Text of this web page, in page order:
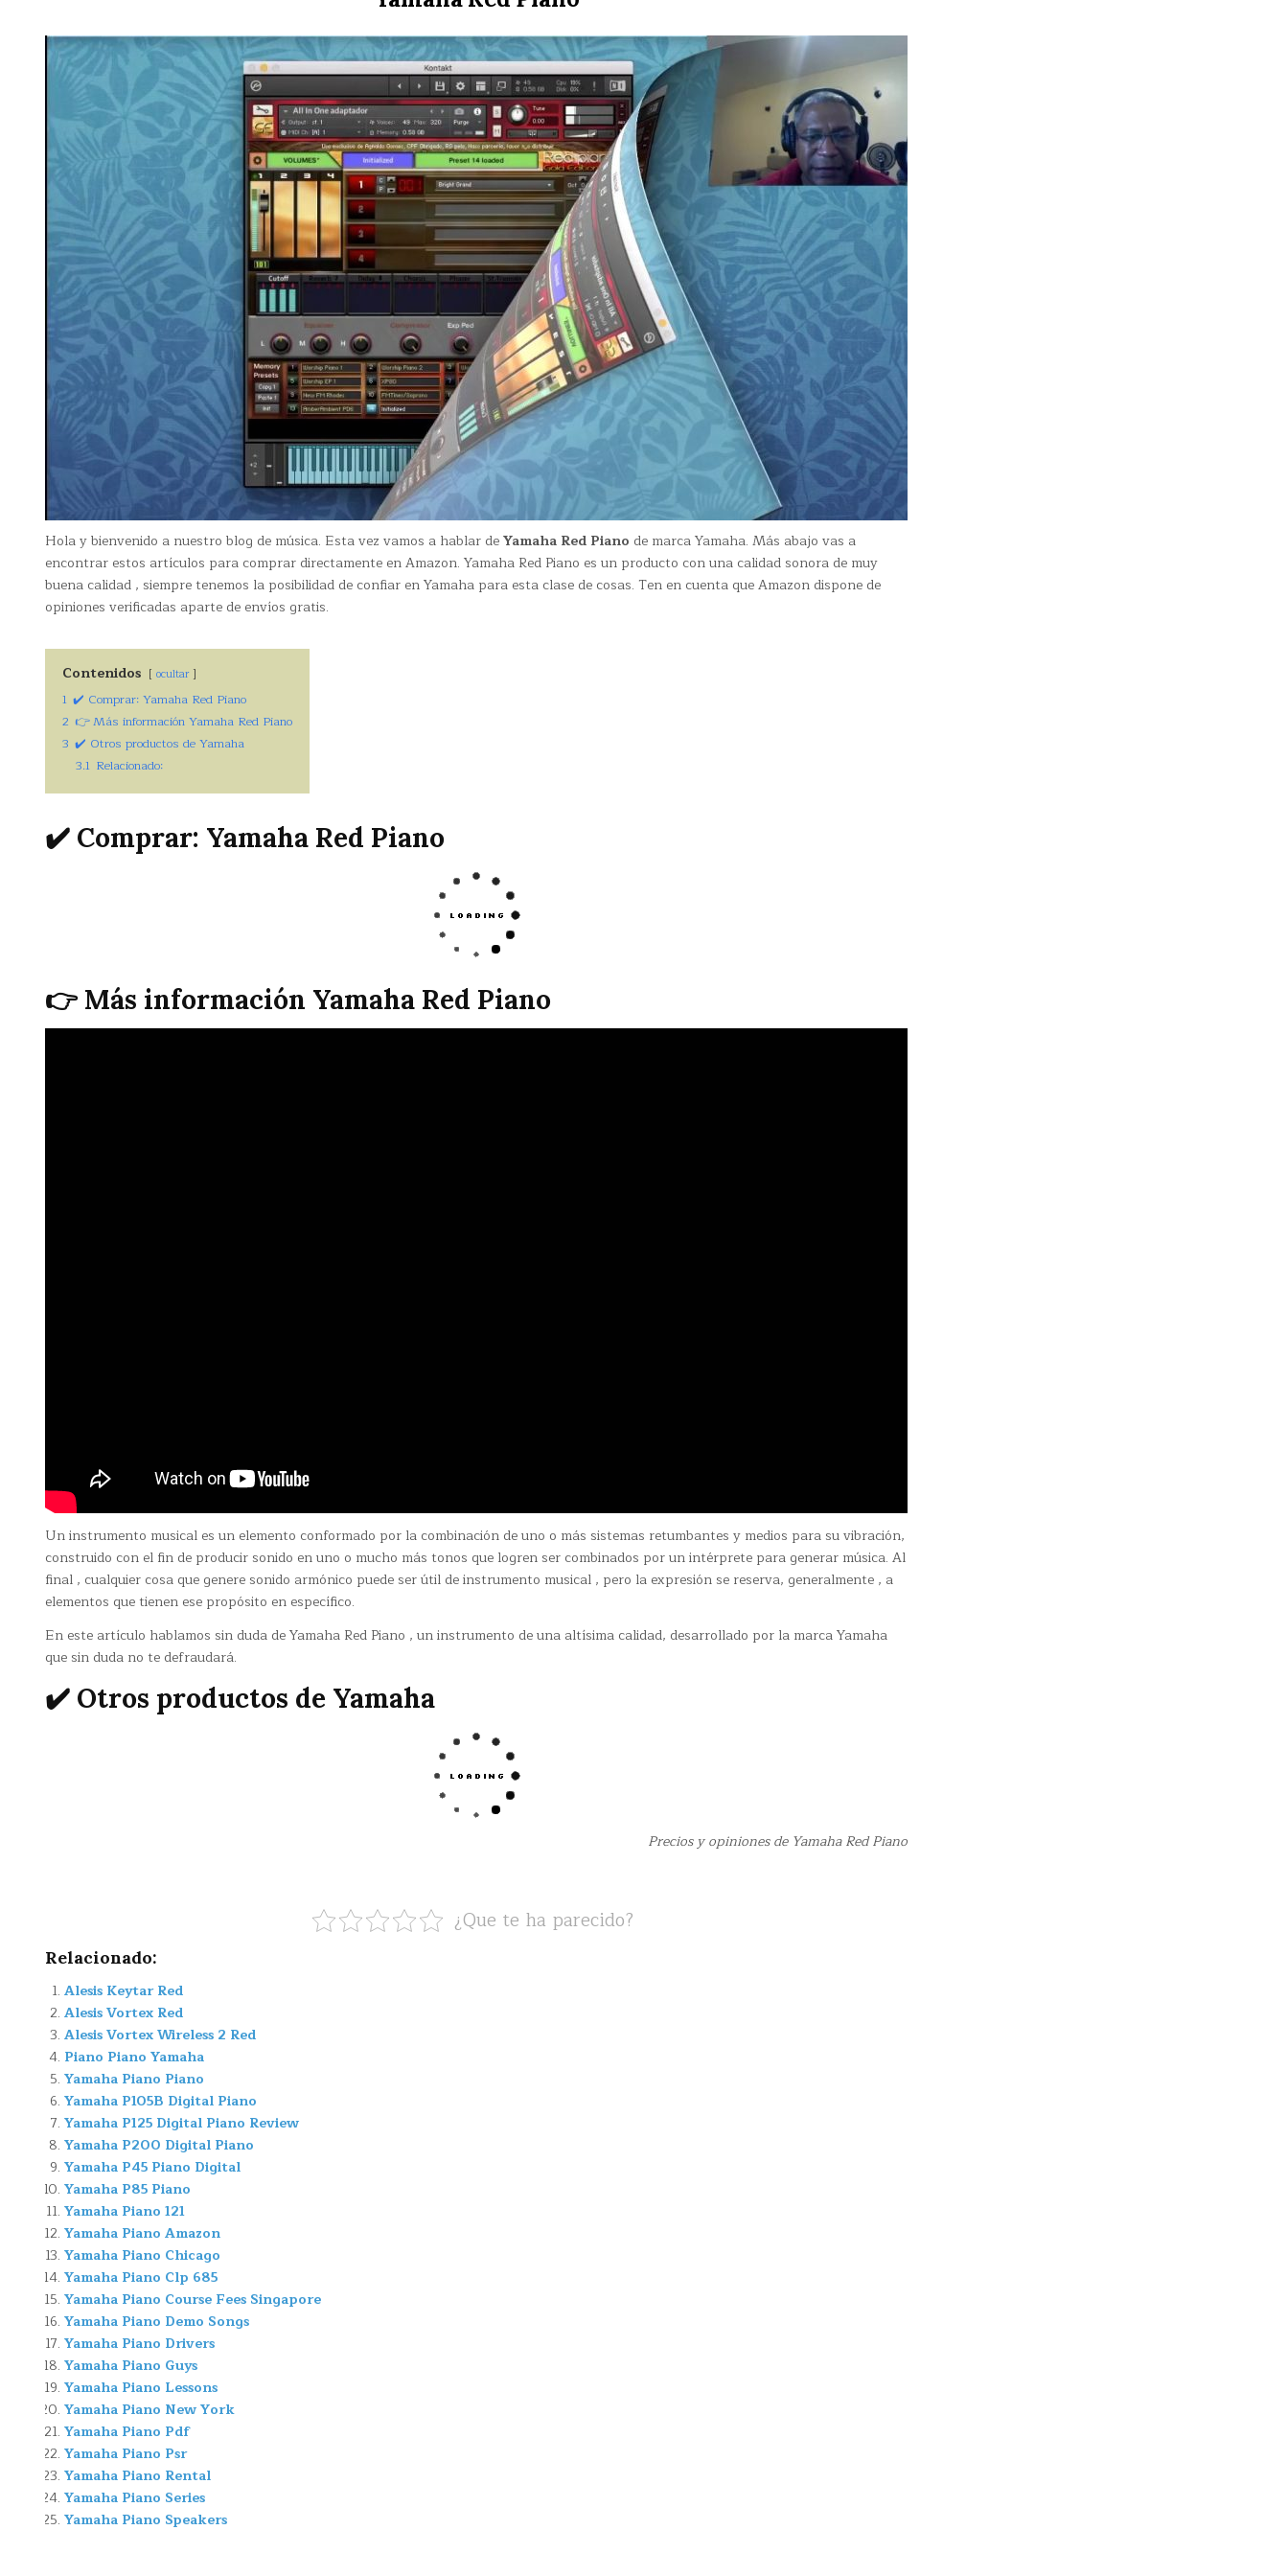
Hola y bienvenido a nuestro blog de música. Esta vez vamos a hablar deYamaha Red Piano de marca Yamaha. Más abajo vas a
encontrar estos artículos para comprar directamente en Amazon. Yamaha Red Piano es un producto con una calidad sonora de muy
buena calidad , siempre tenemos la posibilidad de confiar en Yamaha para esta clase de cosas. Ten en cuenta que Amazon dispone de
opiniones verificadas aparte de envíos gratis.
Contenidos ocultar
1 ✔️ Comprar: Yamaha Red Piano
2 👉 Más información Yamaha Red Piano
3 ✔️ Otros productos de Yamaha
3.1 Relacionado:
✔️ Comprar: Yamaha Red Piano
👉 Más información Yamaha Red Piano
Un instrumento musical es un elemento conformado por la combinación de uno o más sistemas retumbantes y medios para su vibración,
construido con el fin de producir sonido en uno o mucho más tonos que logren ser combinados por un intérprete para generar música. Al
final , cualquier cosa que genere sonido armónico puede ser útil de instrumento musical , pero la expresión se reserva, generalmente , a
elementos que tienen ese propósito en específico.
En este artículo hablamos sin duda de Yamaha Red Piano , un instrumento de una altísima calidad, desarrollado por la marca Yamaha
que sin duda no te defraudará.
✔️ Otros productos de Yamaha
Precios y opiniones de Yamaha Red Piano
¿Que te ha parecido?
Relacionado:
Alesis Keytar Red
Alesis Vortex Red
Alesis Vortex Wireless 2 Red
Piano Piano Yamaha
Yamaha Piano Piano
Yamaha P105B Digital Piano
Yamaha P125 Digital Piano Review
Yamaha P200 Digital Piano
Yamaha P45 Piano Digital
Yamaha P85 Piano
Yamaha Piano 121
Yamaha Piano Amazon
Yamaha Piano Chicago
Yamaha Piano Clp 685
Yamaha Piano Course Fees Singapore
Yamaha Piano Demo Songs
Yamaha Piano Drivers
Yamaha Piano Guys
Yamaha Piano Lessons
Yamaha Piano New York
Yamaha Piano Pdf
Yamaha Piano Psr
Yamaha Piano Rental
Yamaha Piano Series
Yamaha Piano Speakers